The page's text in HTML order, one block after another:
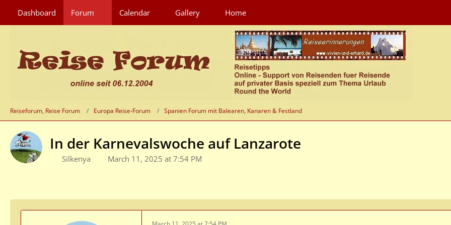
Dashboard Forum Calendar Gallery Home
Reiseforum, Reise Forum Europa Reise-Forum Spanien Forum mit Balearen, Kanaren & Festland
In der Karnevalswoche auf Lanzarote
Silkenya March 11, 2025 at 7:54 PM